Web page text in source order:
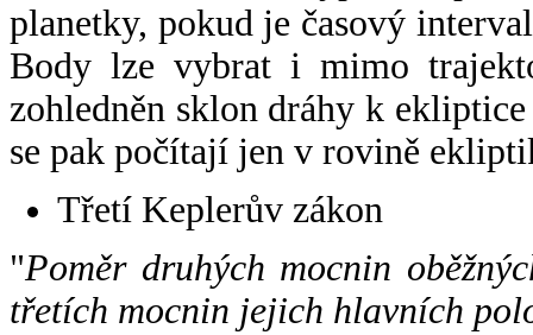
planetky, pokud je časový
Body lze vybrat i mimo
zohledněn sklon dráhy k
se pak počítají jen v rovině
Třetí Keplerův zákon
"Poměr druhých mocnin
třetích mocnin jejich hlavních